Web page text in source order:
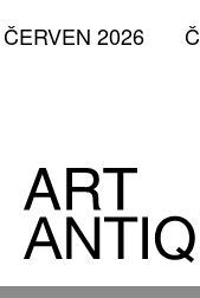
ČERVEN 2026